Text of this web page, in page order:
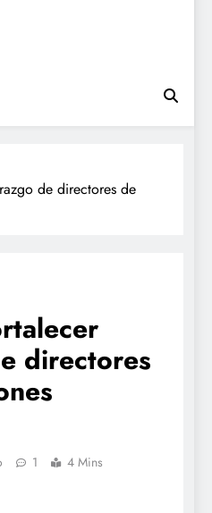
de directores de
directores
1 4 Mins